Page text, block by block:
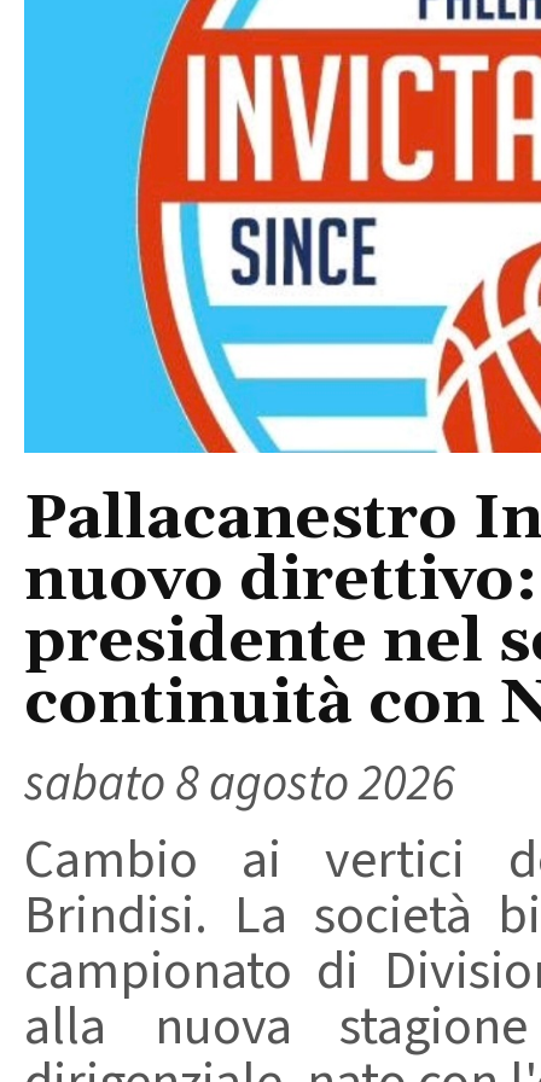
Pallacanestro
nuovo
presidente nel
continuità con
sabato 8 agosto 2026
Cambio ai vertici
Brindisi. La società
campionato di
alla nuova